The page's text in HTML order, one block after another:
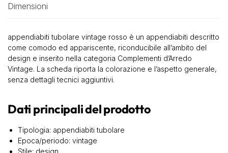
Dimensioni
appendiabiti tubolare vintage rosso è un appendiabiti descritto
come comodo ed appariscente, riconducibile all’ambito del
design e inserito nella categoria Complementi d’Arredo
Vintage. La scheda riporta la colorazione e l’aspetto generale,
senza dettagli tecnici aggiuntivi.
Dati principali del prodotto
Tipologia: appendiabiti tubolare
Epoca/periodo: vintage
Stile: design